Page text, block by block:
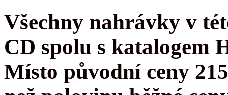
Všechny nahrávky v
CD spolu s katalogem
Místo původní ceny